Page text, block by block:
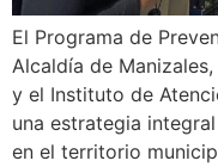
El Programa de
Alcaldía de
y el Instituto de
una estrategia
en el territorio